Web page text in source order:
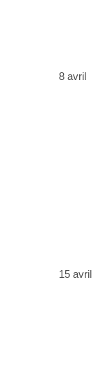
8 avril
15 avril